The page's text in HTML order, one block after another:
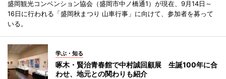
盛岡観光コンベンション協会（盛岡市中ノ橋通1）が現在、9月14日～
16日に行われる「盛岡秋まつり 山車行事」に向けて、参加者を募って
いる。
学ぶ・知る
啄木・賢治青春館で中村誠回顧展 生誕100年に合
わせ、地元との関わりも紹介